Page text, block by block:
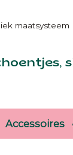
maatsysteem
Accessoires